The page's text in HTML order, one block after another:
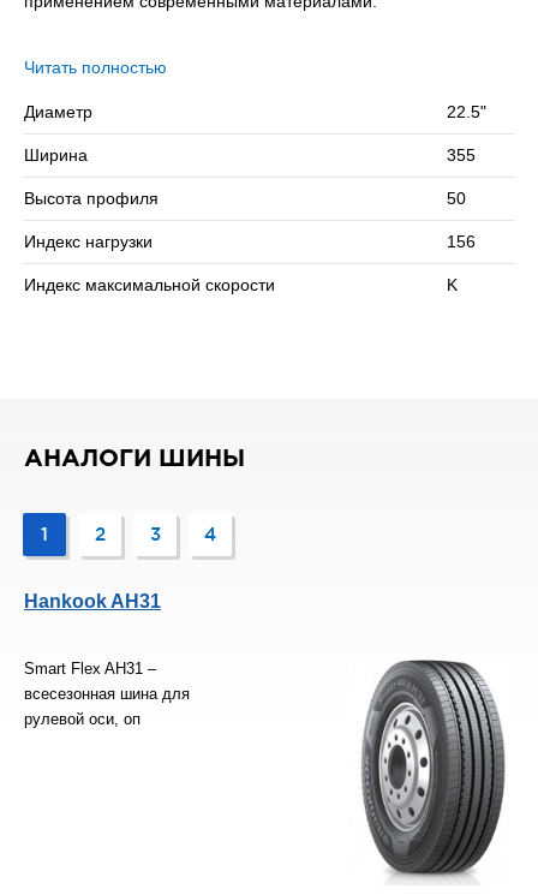
бескамерная шина с допустимой нагрузкой 4000 кг. на
Сомневаетесь в выборе? Позвоните нам – подберем
подходящий вариант!
Читать полностью
Диаметр 22.5"
Ширина 355
Высота профиля 50
Индекс нагрузки 156
Индекс максимальной скорости K
АНАЛОГИ ШИНЫ
1 2 3 4
Hankook AH31
Smart Flex AH31 –
всесезонная шина для
рулевой оси, оп